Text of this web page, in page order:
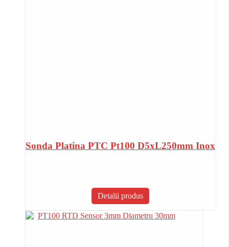
Sonda Platina PTC Pt100 D5xL250mm Inox
Detalii produs